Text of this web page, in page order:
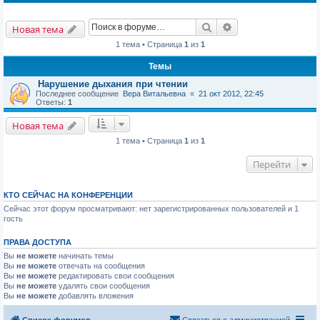
Новая тема Поиск
1 тема • Страница 1 из 1
Темы
Нарушение дыхания при чтении
Последнее сообщение Вера Витальевна « 21 окт 2012, 22:45
Ответы: 1
Новая тема
1 тема • Страница 1 из 1
Перейти
КТО СЕЙЧАС НА КОНФЕРЕНЦИИ
Сейчас этот форум просматривают: нет зарегистрированных пользователей и 1
гость
ПРАВА ДОСТУПА
Вы не можете начинать темы
Вы не можете отвечать на сообщения
Вы не можете редактировать свои сообщения
Вы не можете удалять свои сообщения
Вы не можете добавлять вложения